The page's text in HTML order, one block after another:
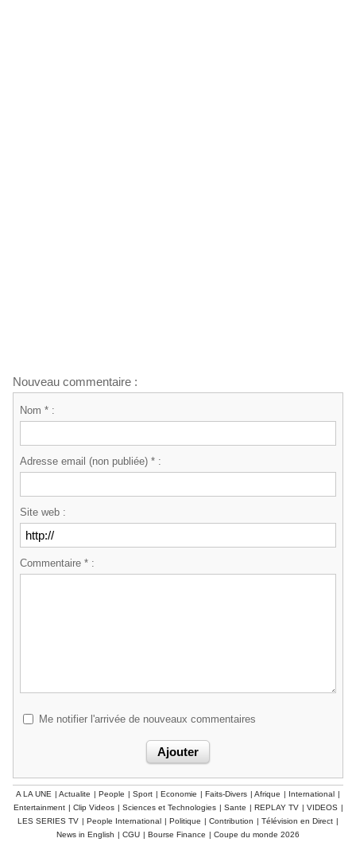
Nouveau commentaire :
Nom * :
Adresse email (non publiée) * :
Site web :
Commentaire * :
Me notifier l'arrivée de nouveaux commentaires
A LA UNE | Actualite | People | Sport | Economie | Faits-Divers | Afrique | International |
Entertainment | Clip Videos | Sciences et Technologies | Sante | REPLAY TV | VIDEOS |
LES SERIES TV | People International | Politique | Contribution | Télévision en Direct |
News in English | CGU | Bourse Finance | Coupe du monde 2026